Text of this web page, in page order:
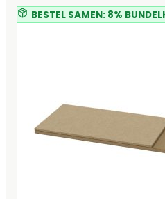
BESTEL SAMEN: 8%